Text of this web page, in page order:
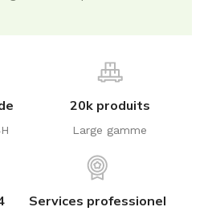
20k produits
Large gamme
Services professionel